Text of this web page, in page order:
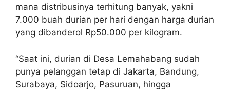
mana distribusinya terhitung banyak, yakni
7.000 buah durian per hari dengan harga durian
yang dibanderol Rp50.000 per kilogram.
“Saat ini, durian di Desa Lemahabang sudah
punya pelanggan tetap di Jakarta, Bandung,
Surabaya, Sidoarjo, Pasuruan, hingga